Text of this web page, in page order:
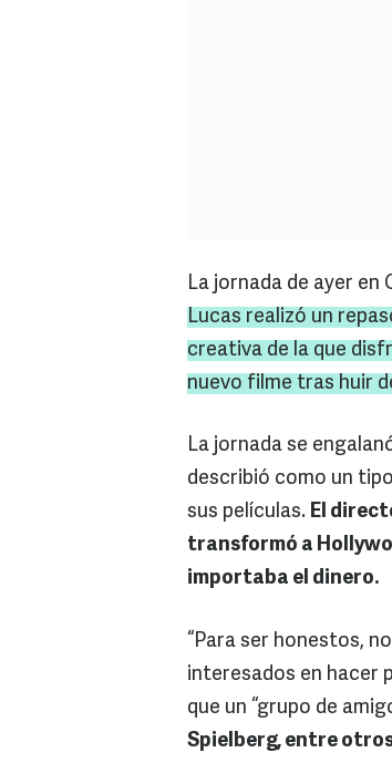
La jornada de ayer en
Lucas realizó un
creativa de la que
nuevo filme tras huir
La jornada se
describió como un
sus películas. El
transformó a
importaba el dinero.
“Para ser honestos,
interesados en hacer
que un “grupo de
Spielberg, entre